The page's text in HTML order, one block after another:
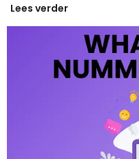
Lees verder